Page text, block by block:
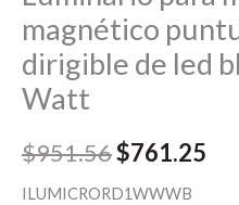
magnético
dirigible de led
Watt
$951.56$761.25
ILUMICRORD1WWWB
de
led
blanco
cálido
Watt
cantidad